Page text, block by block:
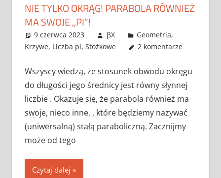
NIE TYLKO OKRĄG! PARABOLA RÓWNIEŻ
MA SWOJE ,,PI”!
9 czerwca 2023 βX Geometria,
Krzywe, Liczba pi, Stożkowe 2 komentarze
Wszyscy wiedzą, że stosunek obwodu okręgu
do długości jego średnicy jest równy słynnej
liczbie . Okazuje się, że parabola również ma
swoje, nieco inne, , które będziemy nazywać
(uniwersalną) stałą paraboliczną. Zacznijmy
może od tego
Czytaj dalej